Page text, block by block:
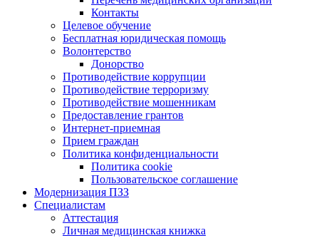
Контакты
Целевое обучение
Бесплатная юридическая помощь
Волонтерство
Донорство
Противодействие коррупции
Противодействие терроризму
Противодействие мошенникам
Предоставление грантов
Интернет-приемная
Прием граждан
Политика конфиденциальности
Политика cookie
Пользовательское соглашение
Модернизация ПЗЗ
Специалистам
Аттестация
Личная медицинская книжка